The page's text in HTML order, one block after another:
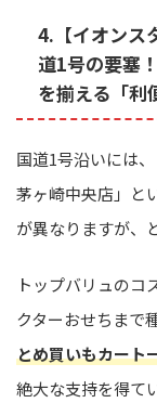
4.【イオンス
道1号の要塞
を揃える「利
国道1号沿いには
茅ヶ崎中央店」と
が異なりますが、
トップバリュのコ
クターおせちまで
とめ買いもカート
絶大な支持を得て